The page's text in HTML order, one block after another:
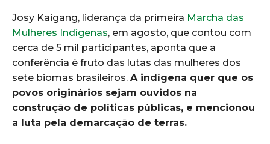
Josy Kaigang, liderança da primeira Marcha das
Mulheres Indígenas, em agosto, que contou com
cerca de 5 mil participantes, aponta que a
conferência é fruto das lutas das mulheres dos
sete biomas brasileiros. A indígena quer que os
povos originários sejam ouvidos na
construção de políticas públicas, e mencionou
a luta pela demarcação de terras.